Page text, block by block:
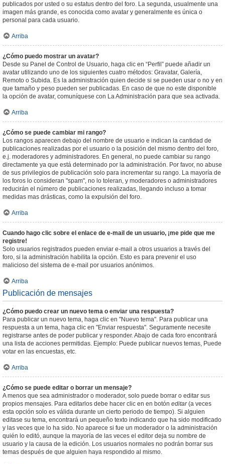
publicados por usted o su estatus dentro del foro. La segunda, usualmente una
imagen más grande, es conocida como avatar y generalmente es única o
personal para cada usuario.
Arriba
¿Cómo puedo mostrar un avatar?
Desde su Panel de Control de Usuario, haga clic en “Perfil” puede añadir un
avatar utilizando uno de los siguientes cuatro métodos: Gravatar, Galería,
Remoto o Subida. Es la administración quien decide si se pueden usar o no y en
que tamaño y peso pueden ser publicadas. En caso de que no este disponible
la opción de avatar, comuníquese con La Administración para que sea activada.
Arriba
¿Cómo se puede cambiar mi rango?
Los rangos aparecen debajo del nombre de usuario e indican la cantidad de
publicaciones realizadas por el usuario o la posición del mismo dentro del foro,
e.j. moderadores y administradores. En general, no puede cambiar su rango
directamente ya que está determinado por la administración. Por favor, no abuse
de sus privilegios de publicación solo para incrementar su rango. La mayoría de
los foros lo consideran "spam", no lo toleran, y moderadores o administradores
reducirán el número de publicaciones realizadas, llegando incluso a tomar
medidas mas drásticas, como la expulsión del foro.
Arriba
Cuando hago clic sobre el enlace de e-mail de un usuario, ¡me pide que me
registre!
Solo usuarios registrados pueden enviar e-mail a otros usuarios a través del
foro, si la administración habilita la opción. Esto es para prevenir el uso
malicioso del sistema de e-mail por usuarios anónimos.
Arriba
Publicación de mensajes
¿Cómo puedo crear un nuevo tema o enviar una respuesta?
Para publicar un nuevo tema, haga clic en "Nuevo tema". Para publicar una
respuesta a un tema, haga clic en "Enviar respuesta". Seguramente necesite
registrarse antes de poder publicar y responder. Abajo de cada foro encontrará
una lista de acciones permitidas. Ejemplo: Puede publicar nuevos temas, Puede
votar en las encuestas, etc.
Arriba
¿Cómo se puede editar o borrar un mensaje?
A menos que sea administrador o moderador, solo puede borrar o editar sus
propios mensajes. Para editarlos debe hacer clic en en botón editar(a veces
esta opción solo es válida durante un cierto periodo de tiempo). Si alguien
editase su tema, encontrará un pequeño texto indicando que ha sido modificado
y las veces que lo ha sido. No aparece si fue un moderador o la administración
quién lo editó, aunque la mayoría de las veces el editor deja su nombre de
usuario y la causa de la edición. Los usuarios normales no podrán borrar sus
temas después de que alguien haya respondido al mismo.